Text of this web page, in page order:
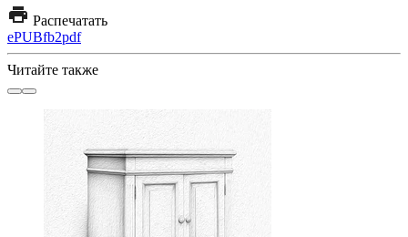
Распечатать
ePUBfb2pdf
Читайте также